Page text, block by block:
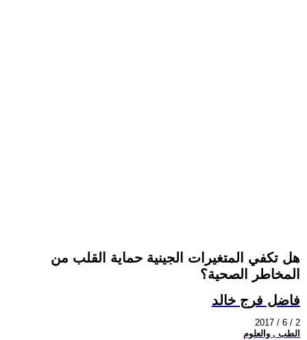
هل تكفي المتغيرات الجينية حماية القلب من
المخاطر الصحية؟
فاضل فرج خالد
2017 / 6 / 2
الطب , والعلوم